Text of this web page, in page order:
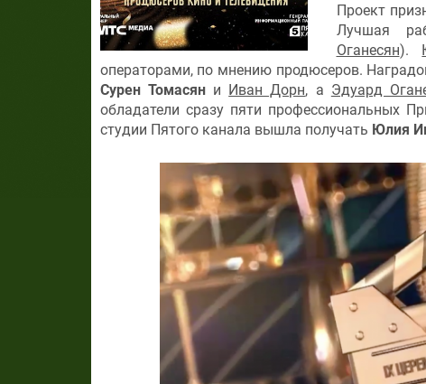
Проект
Лучшая
Оганесян).
операторами, по мнению продюсеров.
Сурен Томасяни Иван Дорн, а Эдуард
обладатели сразу пяти профессиональных
студии Пятого канала вышла получать Юлия